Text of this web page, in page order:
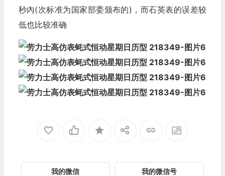
秒內(次标准为国家部委颁布的)，而石英表的误差较
低也比较准确
我的微信
我的微信号